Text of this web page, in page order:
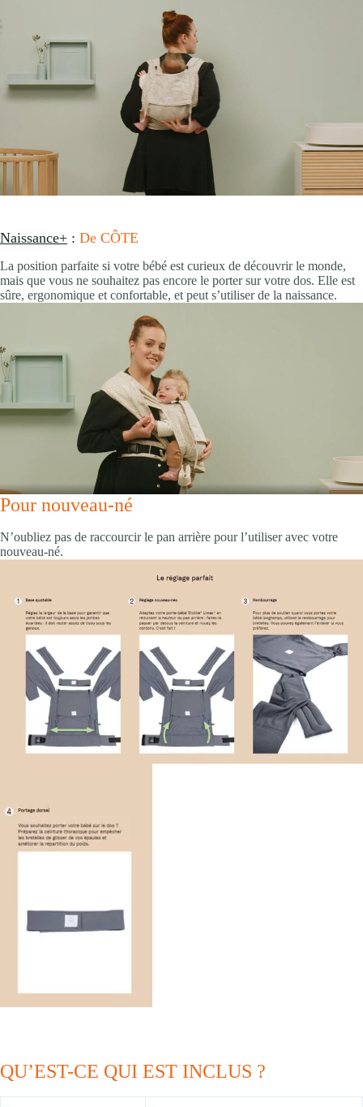
Naissance+ : De CÔTE
La position parfaite si votre bébé est curieux de découvrir le monde,
mais que vous ne souhaitez pas encore le porter sur votre dos. Elle est
sûre, ergonomique et confortable, et peut s’utiliser de la naissance.
Pour nouveau-né
N’oubliez pas de raccourcir le pan arrière pour l’utiliser avec votre
nouveau-né.
QU’EST-CE QUI EST INCLUS ?